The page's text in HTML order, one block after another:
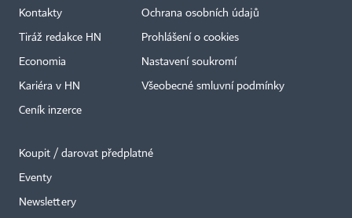
Kontakty
Tiráž redakce HN
Economia
Kariéra v HN
Ceník inzerce
Ochrana osobních údajů
Prohlášení o cookies
Nastavení soukromí
Všeobecné smluvní podmínky
Koupit / darovat předplatné
Eventy
Newslettery